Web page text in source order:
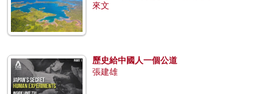
來文
歷史給中國人一個公道
張建雄